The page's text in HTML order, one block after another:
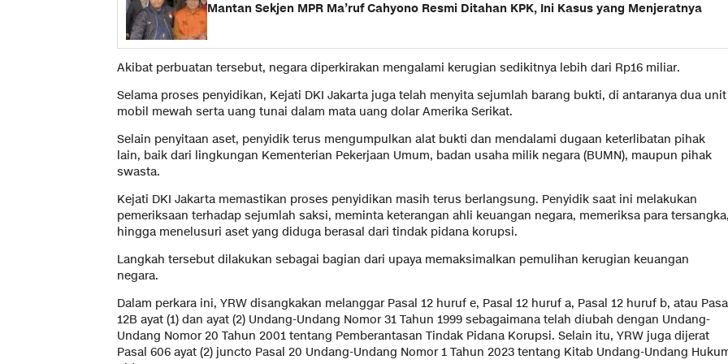
Mantan Sekjen MPR Ma’ruf Cahyono Resmi Ditahan KPK, Ini Kasus yang Menjeratnya
Akibat perbuatan tersebut, negara diperkirakan mengalami kerugian sedikitnya lebih dari Rp16 miliar.
Selama proses penyidikan, Kejati DKI Jakarta juga telah menyita sejumlah barang bukti, di antaranya dua unit
mobil mewah serta uang tunai dalam mata uang dolar Amerika Serikat.
Selain penyitaan aset, penyidik terus mengumpulkan alat bukti dan mendalami dugaan keterlibatan pihak
lain, baik dari lingkungan Kementerian Pekerjaan Umum, badan usaha milik negara (BUMN), maupun pihak
swasta.
Kejati DKI Jakarta memastikan proses penyidikan masih terus berlangsung. Penyidik saat ini melakukan
pemeriksaan terhadap sejumlah saksi, meminta keterangan ahli keuangan negara, memeriksa para tersangka,
hingga menelusuri aset yang diduga berasal dari tindak pidana korupsi.
Langkah tersebut dilakukan sebagai bagian dari upaya memaksimalkan pemulihan kerugian keuangan
negara.
Dalam perkara ini, YRW disangkakan melanggar Pasal 12 huruf e, Pasal 12 huruf a, Pasal 12 huruf b, atau
12B ayat (1) dan ayat (2) Undang-Undang Nomor 31 Tahun 1999 sebagaimana telah diubah dengan Undang-
Undang Nomor 20 Tahun 2001 tentang Pemberantasan Tindak Pidana Korupsi. Selain itu, YRW juga dijerat
Pasal 606 ayat (2) juncto Pasal 20 Undang-Undang Nomor 1 Tahun 2023 tentang Kitab Undang-Undang